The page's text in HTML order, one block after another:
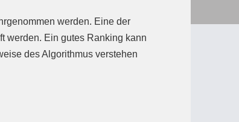
werden. Eine der
werden. Ein gutes Ranking kann
des Algorithmus verstehen